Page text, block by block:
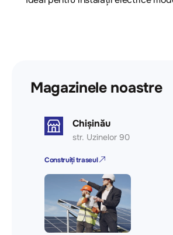
Magazinele noastre
Chișinău
str. Uzinelor 90
Construiți traseul